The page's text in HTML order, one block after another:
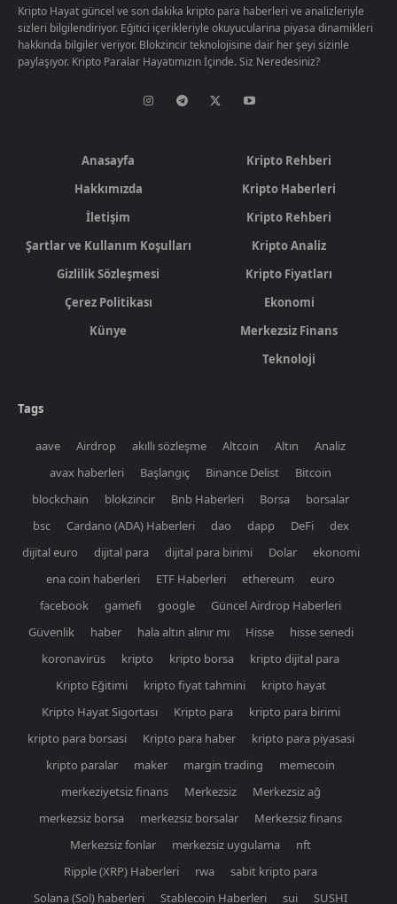
Kripto Hayat güncel ve son dakika kripto para haberleri ve analizleriyle
sizleri bilgilendiriyor. Eğitici içerikleriyle okuyucularina piyasa dinamikleri
hakkında bilgiler veriyor. Blokzincir teknolojisine dair her şeyi sizinle
paylaşıyor. Kripto Paralar Hayatımızın İçinde. Siz Neredesiniz?
Anasayfa
Hakkımızda
İletişim
Şartlar ve Kullanım Koşulları
Gizlilik Sözleşmesi
Çerez Politikası
Künye
Kripto Rehberi
Kripto Haberleri
Kripto Rehberi
Kripto Analiz
Kripto Fiyatları
Ekonomi
Merkezsiz Finans
Teknoloji
Tags
aave Airdrop akıllı sözleşme Altcoin Altın
Analiz
avax haberleri
Başlangıç Binance Delist
Bitcoin
blockchain
blokzincir Bnb Haberleri Borsa
borsalar
bsc
Cardano (ADA) Haberleri dao dapp DeFi
dex
dijital euro
dijital para dijital para birimi Dolar
ekonomi
ena coin haberleri
ETF Haberleri ethereum
euro
facebook
gamefi google
Güncel Airdrop Haberleri
Güvenlik
haber hala altın alınır mı Hisse
hisse senedi
koronavirüs
kripto kripto borsa
kripto dijital para
Kripto Eğitimi
kripto fiyat tahmini
kripto hayat
Kripto Hayat Sigortası
Kripto para
kripto para birimi
kripto para borsasi
Kripto para haber
kripto para piyasasi
kripto paralar
maker margin trading
memecoin
merkeziyetsiz finans
Merkezsiz
Merkezsiz ağ
merkezsiz borsa
merkezsiz borsalar
Merkezsiz finans
Merkezsiz fonlar
merkezsiz uygulama
nft
Ripple (XRP) Haberleri
rwa
sabit kripto para
Solana (Sol) haberleri
Stablecoin Haberleri sui SUSHI